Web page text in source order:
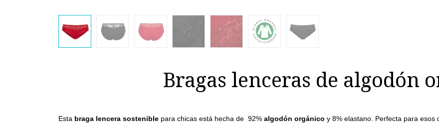
Bragas lenceras de algodón
Esta braga lencera sostenible para chicas está hecha de 92% algodón orgánico y 8% elastano. Perfecta para esos